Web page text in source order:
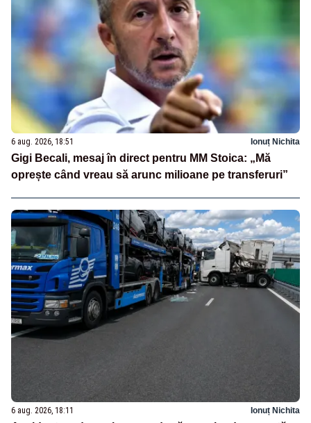
6 aug. 2026, 18:51 Ionuț Nichita
Gigi Becali, mesaj în direct pentru MM Stoica: „Mă
oprește când vreau să arunc milioane pe transferuri”
6 aug. 2026, 18:11 Ionuț Nichita